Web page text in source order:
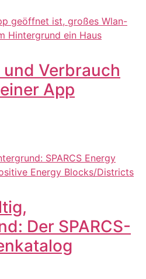
und Verbrauch
App
Der SPARCS-